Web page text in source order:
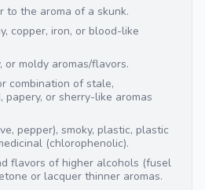
to the aroma of a skunk.
copper, iron, or blood-like
moldy aromas/flavors.
combination of stale,
papery, or sherry-like aromas
pepper), smoky, plastic, plastic
(chlorophenolic).
flavors of higher alcohols (fusel
or lacquer thinner aromas.